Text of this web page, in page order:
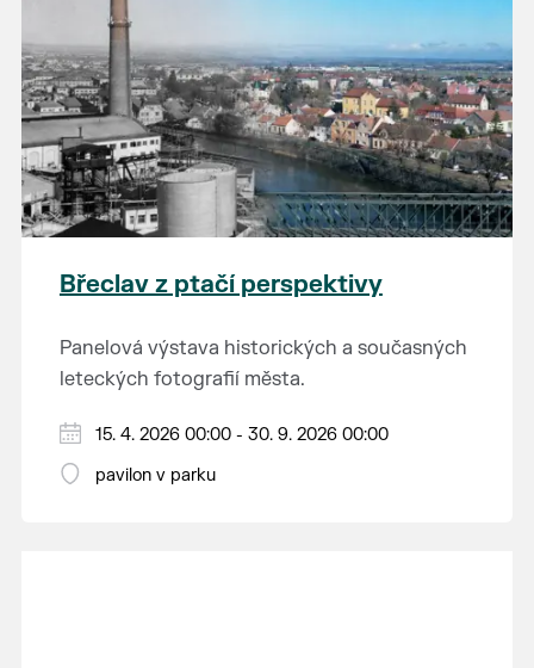
Břeclav z ptačí perspektivy
Panelová výstava historických a současných
leteckých fotografií města.
15. 4. 2026 00:00 - 30. 9. 2026 00:00
pavilon v parku